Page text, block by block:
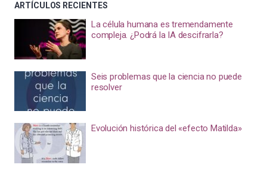
ARTÍCULOS RECIENTES
La célula humana es tremendamente
compleja. ¿Podrá la IA descifrarla?
Seis problemas que la ciencia no puede
resolver
Evolución histórica del «efecto Matilda»